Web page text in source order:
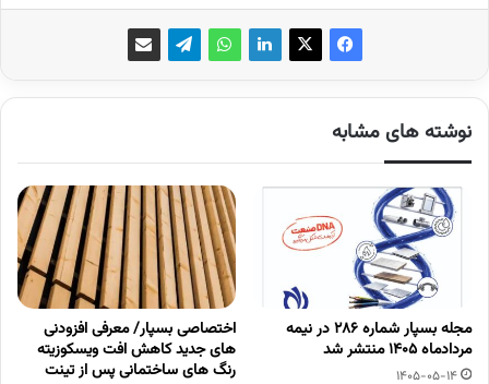
نوشته های مشابه
مجله بسپار شماره 286 در نیمه
مردادماه 1405 منتشر شد
1405-05-14
اختصاصی بسپار/ معرفی افزودنی
های جدید کاهش افت ویسکوزیته
رنگ های ساختمانی پس از تینت